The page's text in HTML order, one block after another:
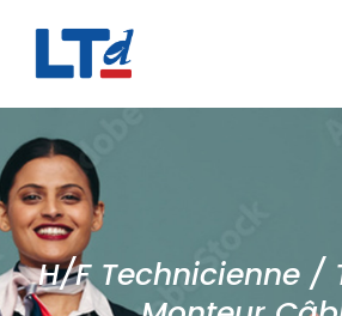
Numéro Vert : 0805 034 036
Qui sommes-nous
Rejoignez LTd
Contactez-nous
H/F Technicienne /